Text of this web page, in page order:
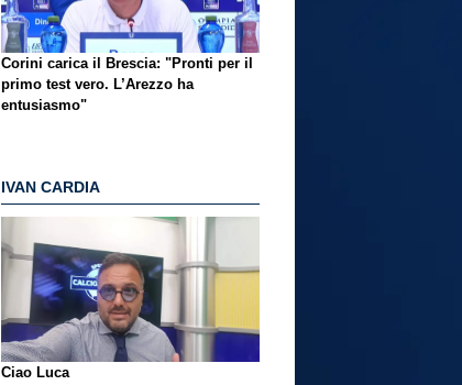
Corini carica il Brescia: "Pronti per il
primo test vero. L’Arezzo ha
entusiasmo"
IVAN CARDIA
Ciao Luca